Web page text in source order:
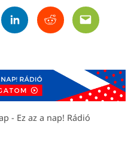
LinkedinRedditEmail
- Ez az a nap! Rádió